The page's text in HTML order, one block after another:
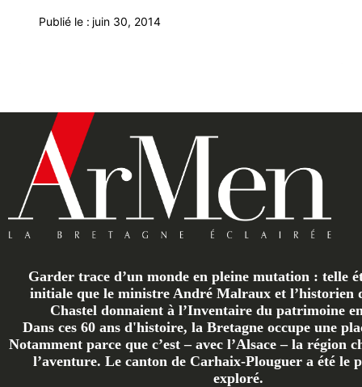
Publié le : juin 30, 2014
Garder trace d’un monde en pleine mutation : telle
initiale que le ministre André Malraux et l’historien
Chastel donnaient à l’Inventaire du patrimoine
Dans ces 60 ans d'histoire, la Bretagne occupe une
Notamment parce que c’est – avec l’Alsace – la région
l’aventure. Le canton de Carhaix-Plouguer a été le
exploré.